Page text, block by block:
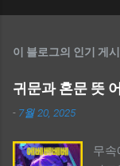
이 블로그의 인기 게
귀문과 혼문 뜻
- 7월 20, 2025
무속